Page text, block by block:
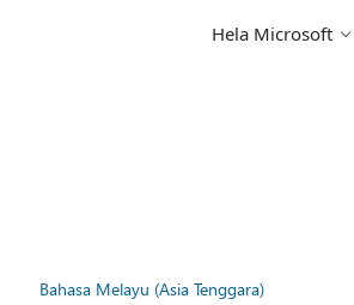
Hela Microsoft
Bahasa Melayu (Asia Tenggara)